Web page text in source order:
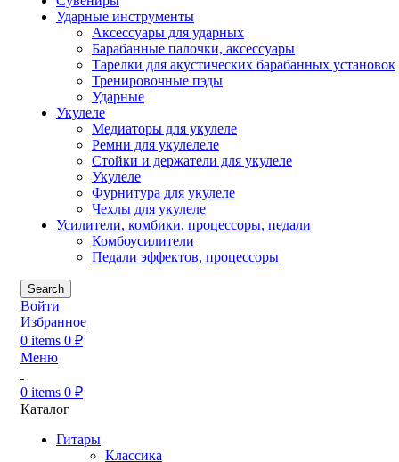
Ударные инструменты
Аксессуары для ударных
Барабанные палочки, аксессуары
Тарелки для акустических барабанных установок
Тренировочные пэды
Ударные
Укулеле
Медиаторы для укулеле
Ремни для укулелеле
Стойки и держатели для укулеле
Укулеле
Фурнитура для укулеле
Чехлы для укулеле
Усилители, комбики, процессоры, педали
Комбоусилители
Педали эффектов, процессоры
Search
Войти
Избранное
0 items 0 ₽
Меню
0 items 0 ₽
Каталог
Гитары
Классика